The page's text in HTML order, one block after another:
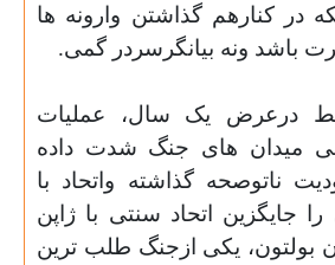
در کنارهم گذاشتن وارونه ها
باشد ونه بیانگرسردر گمی.
درعرض یک سال، عملیات
میدان های جنگ شدت داده
ناتوصحه گذاشته واتحاد با
جایگزین اتحاد سنتی با ژاپن
بولتون، یکی ازجنگ طلب ترین